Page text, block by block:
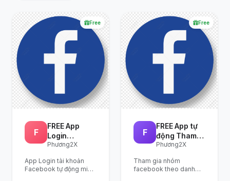
Free
F
FREE App
Login
Facebook
Phương2X
App Login tài khoản
Facebook tự động miễn
Free
F
FREE App tự
động Tham
gia nhóm
Phương2X
Tham gia nhóm
facebook theo danh